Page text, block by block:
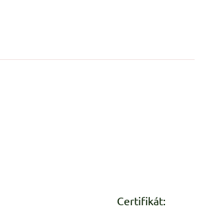
atď. Certifikát: